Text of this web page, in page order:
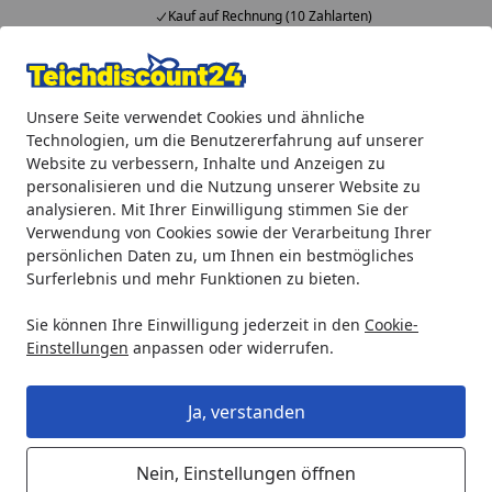
Unsere Seite verwendet Cookies und ähnliche
Technologien, um die Benutzererfahrung auf unserer
Website zu verbessern, Inhalte und Anzeigen zu
personalisieren und die Nutzung unserer Website zu
analysieren. Mit Ihrer Einwilligung stimmen Sie der
Verwendung von Cookies sowie der Verarbeitung Ihrer
persönlichen Daten zu, um Ihnen ein bestmögliches
Surferlebnis und mehr Funktionen zu bieten.
Sie können Ihre Einwilligung jederzeit in den Cookie-
Einstellungen anpassen oder widerrufen.
Ja, verstanden
Nein, Einstellungen öffnen
Kauf auf Rechnung (10 Zahlarten)
Alle Produkte
Mein Konto
Suchen
Startseite
Oase Ersatz Rasthaken 1 + 2 für ProfiClear (35408)
Oase Ersatz Rasthaken 1 + 2 für
ProfiClear (35408)